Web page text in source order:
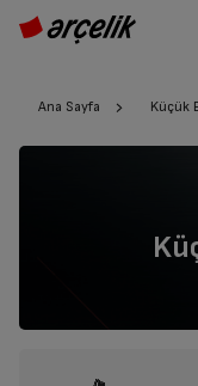
Ana Sayfa Küçük